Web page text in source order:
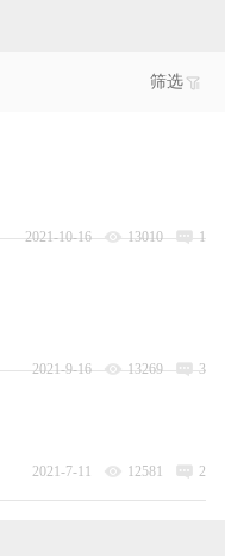
筛选
2021-10-16 13010 1
2021-9-16 13269 3
2021-7-11 12581 2